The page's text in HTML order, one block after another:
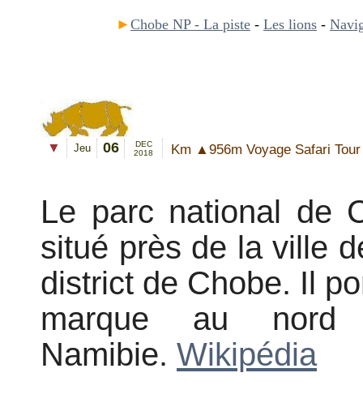
► Chobe NP - La piste - Les lions -
▼ Jeu 06
DEC
2018 Km ▲956m Voyage Safari
Le parc national de
situé près de la ville
district de Chobe. Il
marque au
Namibie. Wikipédia